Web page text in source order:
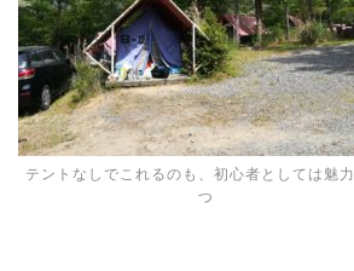
テントなしでこれるのも、初心者としては魅力
つ